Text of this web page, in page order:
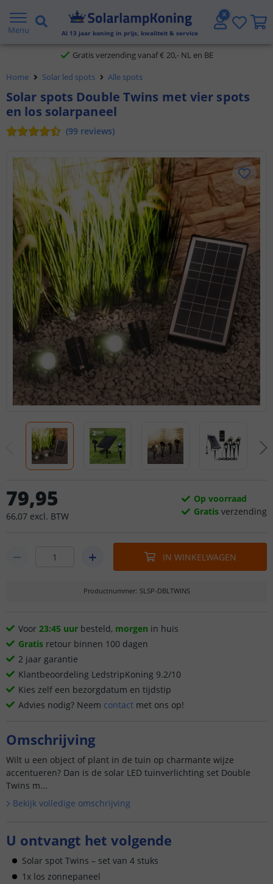
Menu Al 13 jaar koning in prijs, kwaliteit & service
Gratis verzending vanaf € 20,- NL en BE
Klantbeoordeling 9.1
Home Solar led spots Alle spots
Solar spots Double Twins met vier spots
en los solarpaneel
(99 reviews)
79,95
66,07 excl. BTW
Op voorraad
Gratis verzending
IN WINKELWAGEN
Productnummer: SLSP-DBLTWINS
Voor 23:45 uur besteld, morgen in huis
Gratis retour binnen 100 dagen
2 jaar garantie
Klantbeoordeling LedstripKoning 9.2/10
Kies zelf een bezorgdatum en tijdstip
Advies nodig? Neem contact met ons op!
Omschrijving
Wilt u een object of plant in de tuin op charmante wijze
accentueren? Dan is de solar LED tuinverlichting set Double
Twins m...
Bekijk volledige omschrijving
U ontvangt het volgende
Solar spot Twins – set van 4 stuks
1x los zonnepaneel